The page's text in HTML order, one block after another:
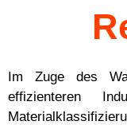
Im Zuge des
effizienteren